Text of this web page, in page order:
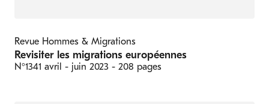
Revue Hommes & Migrations
Revisiter les migrations européennes
N°1341 avril - juin 2023 - 208 pages